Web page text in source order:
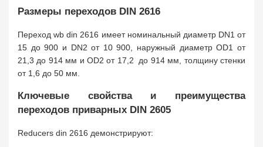
Размеры переходов DIN 2616
Переход wb din 2616 имеет номинальный диаметр DN1 от
15 до 900 и DN2 от 10 900, наружный диаметр OD1 от
21,3 до 914 мм и OD2 от 17,2 до 914 мм, толщину стенки
от 1,6 до 50 мм.
Ключевые свойства и преимущества
переходов приварных DIN 2605
Reducers din 2616 демонстрируют: